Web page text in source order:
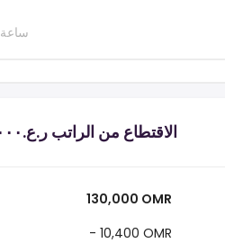
ساعة
الاقتطاع من الراتب ر.ع.‏١٣٠٬٠٠٠ ‏ في سلطنة عمان
130,000 OMR
- 10,400 OMR